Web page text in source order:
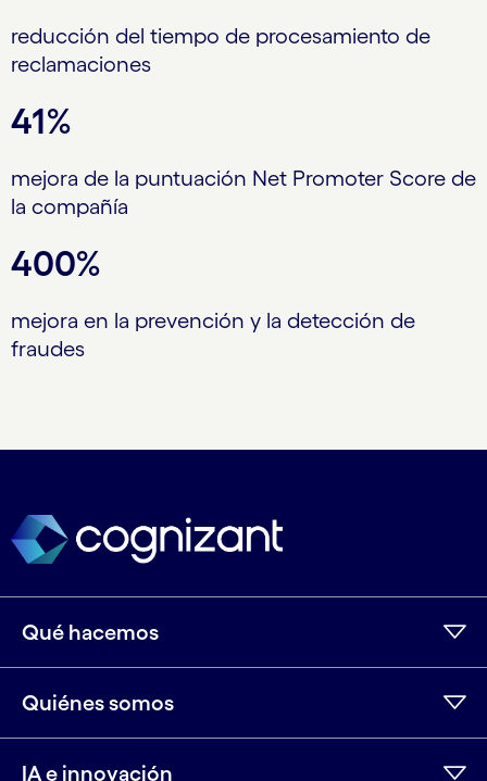
reducción del tiempo de procesamiento de
reclamaciones
41%
mejora de la puntuación Net Promoter Score de
la compañía
400%
mejora en la prevención y la detección de
fraudes
Qué hacemos
Quiénes somos
IA e innovación